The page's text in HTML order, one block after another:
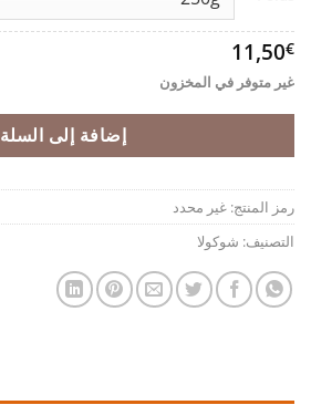
11,50€
غير متوفر في المخزون
إضافة إلى السلة
رمز المنتج: غير محدد
التصنيف: شوكولا